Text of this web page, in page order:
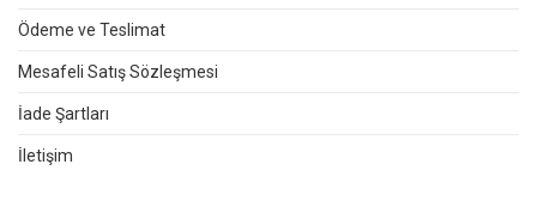
Ödeme ve Teslimat
Mesafeli Satış Sözleşmesi
İade Şartları
İletişim